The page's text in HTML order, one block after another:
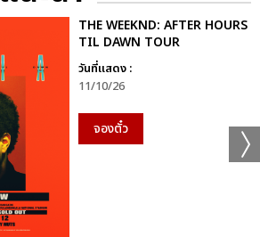
THE WEEKND: AFTER HOURS
TIL DAWN TOUR
วันที่แสดง :
11/10/26
จองตั๋ว